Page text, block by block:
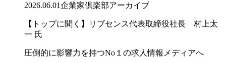
2026.06.01企業家倶楽部アーカイブ
【トップに聞く】リブセンス代表取締役社長 村上太
一 氏
圧倒的に影響力を持つNo１の求人情報メディアへ